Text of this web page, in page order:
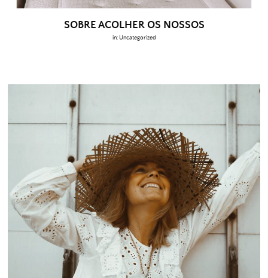
SOBRE ACOLHER OS NOSSOS
in: Uncategorized